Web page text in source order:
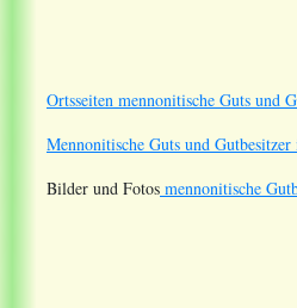
Ortsseiten mennonitische Guts und
Mennonitische Guts und Gutbesitzer
Bilder und Fotos mennonitische